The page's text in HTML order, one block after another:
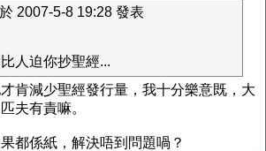
於 2007-5-8 19:28 發表
人迫你抄聖經...
肯減少聖經發行量，我十分樂意既，大
夫有責嘛。
都係紙，解決唔到問題喎？